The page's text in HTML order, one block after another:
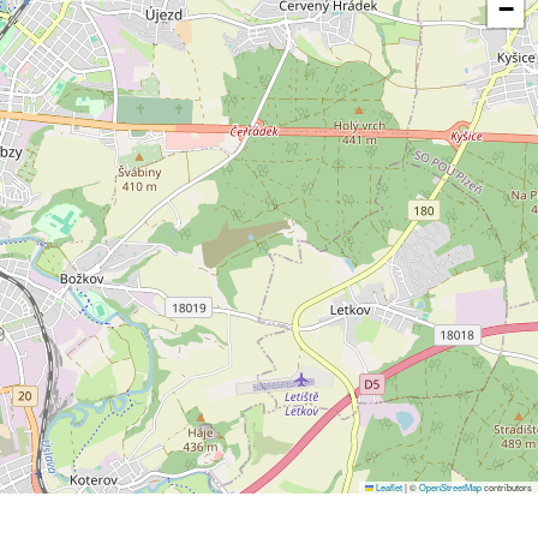
−
Leaflet|©OpenStreetMapcontributors